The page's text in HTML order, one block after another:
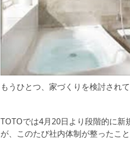
もうひとつ、家づくりを検討され
TOTOでは4月20日より段階的に新
が、このたび社内体制が整ったこと